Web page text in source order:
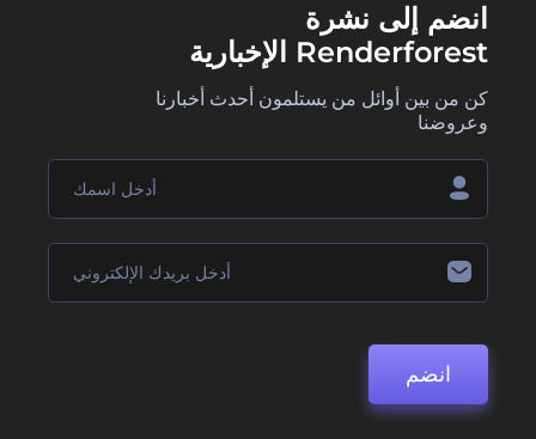
انضم إلى نشرة
Renderforest الإخبارية
كن من بين أوائل من يستلمون أحدث أخبارنا
وعروضنا
انضم